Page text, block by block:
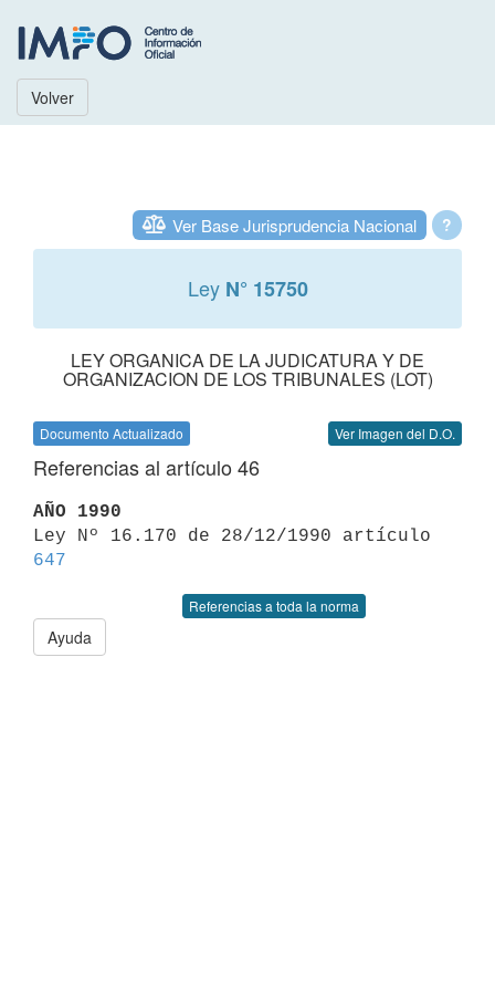
Volver
?
Ver Base Jurisprudencia Nacional
Ley N° 15750
LEY ORGANICA DE LA JUDICATURA Y DE
ORGANIZACION DE LOS TRIBUNALES (LOT)
Documento Actualizado Ver Imagen del D.O.
Referencias al artículo 46
AÑO 1990
647
Referencias a toda la norma
Ayuda